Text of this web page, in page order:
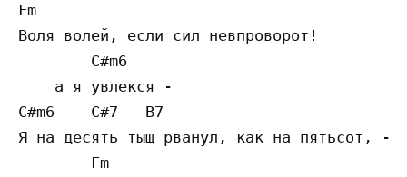
Fm
Воля волей, если сил невпроворот!
        C#m6
    а я увлекся -
C#m6    C#7   B7
Я на десять тыщ рванул, как на пятьсот, -
        Fm